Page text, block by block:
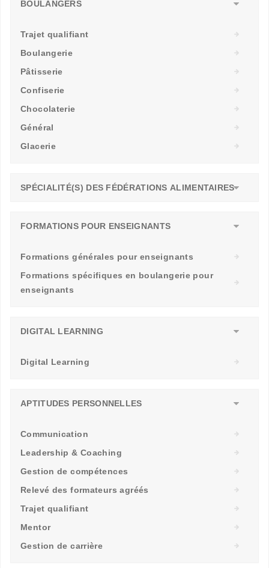
BOULANGERS
Trajet qualifiant
Boulangerie
Pâtisserie
Confiserie
Chocolaterie
Général
Glacerie
SPÉCIALITÉ(S) DES FÉDÉRATIONS ALIMENTAIRES
FORMATIONS POUR ENSEIGNANTS
Formations générales pour enseignants
Formations spécifiques en boulangerie pour
enseignants
DIGITAL LEARNING
Digital Learning
APTITUDES PERSONNELLES
Communication
Leadership & Coaching
Gestion de compétences
Relevé des formateurs agréés
Trajet qualifiant
Mentor
Gestion de carrière